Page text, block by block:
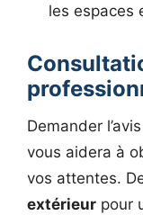
les espaces
Demander
vous aidera à
vos attentes.
extérieur pour